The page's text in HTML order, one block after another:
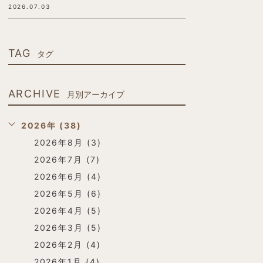
2026.07.03
TAG タグ
ARCHIVE 月別アーカイブ
2026年 (38)
2026年8月 (3)
2026年7月 (7)
2026年6月 (4)
2026年5月 (6)
2026年4月 (5)
2026年3月 (5)
2026年2月 (4)